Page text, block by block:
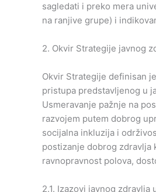
sagledati i preko mera
na ranjive grupe) i
2. Okvir Strategije javnog
Okvir Strategije definisan
pristupa predstavljenog u
Usmeravanje pažnje na
razvojem putem dobrog
socijalna inkluzija i
postizanje dobrog zdravlja
ravnopravnost polova,
2.1. Izazovi javnog zdravlja